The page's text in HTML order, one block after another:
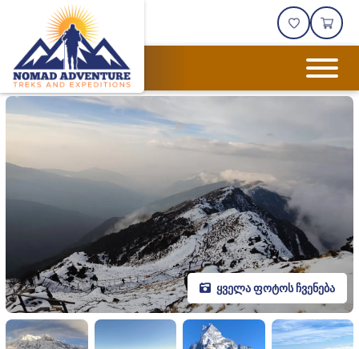
ყველა ფოტოს ჩვენება